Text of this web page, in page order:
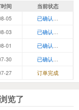
间
当前状态
05
已确认，等待发
03
已确认，等待发
01
已确认，等待发
30
已确认，等待发
27 订单完成
览了